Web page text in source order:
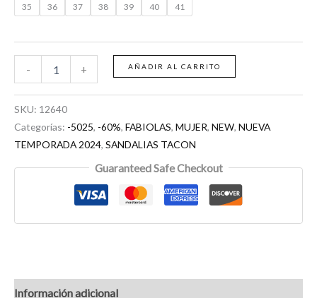
35 36 37 38 39 40 41
- + AÑADIR AL CARRITO
SKU: 12640
Categorías: -5025, -60%, FABIOLAS, MUJER, NEW, NUEVA
TEMPORADA 2024, SANDALIAS TACON
Guaranteed Safe Checkout
Información adicional